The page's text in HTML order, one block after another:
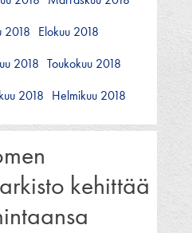
2018 Elokuu 2018
2018 Toukokuu 2018
2018 Helmikuu 2018
kehittää